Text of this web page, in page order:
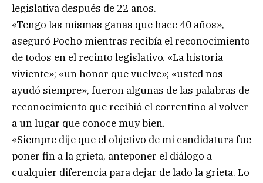
legislativa después de 22 años.
«Tengo las mismas ganas que hace 40 años»,
aseguró Pocho mientras recibía el reconocimiento
de todos en el recinto legislativo. «La historia
viviente»; «un honor que vuelve»; «usted nos
ayudó siempre», fueron algunas de las palabras de
reconocimiento que recibió el correntino al volver
a un lugar que conoce muy bien.
«Siempre dije que el objetivo de mi candidatura fue
poner fin a la grieta, anteponer el diálogo a
cualquier diferencia para dejar de lado la grieta. Lo